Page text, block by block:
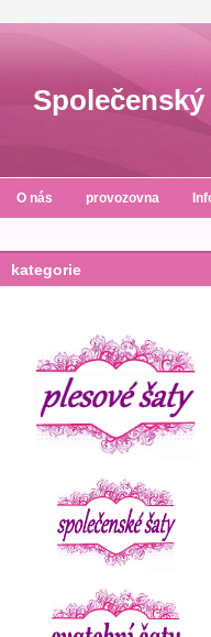
O nás provozovna
kategorie